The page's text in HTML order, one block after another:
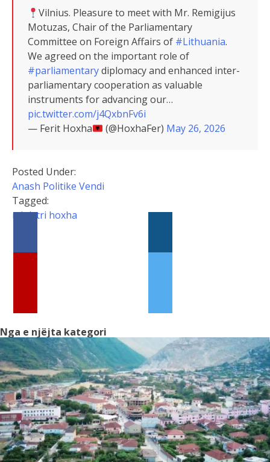
Vilnius. Pleasure to meet with Mr. Remigijus
Motuzas, Chair of the Parliamentary
Committee on Foreign Affairs of #Lithuania.
We agreed on the important role of
#parliamentarydiplomacy and enhanced inter-
parliamentary cooperation as valuable
instruments for advancing our…
pic.twitter.com/j4QxbnFv6i
— Ferit Hoxha
(@HoxhaFer) May 26, 2026
Posted Under:
Anash Politike Vendi
Tagged:
ministri hoxha
Nga e njëjta kategori